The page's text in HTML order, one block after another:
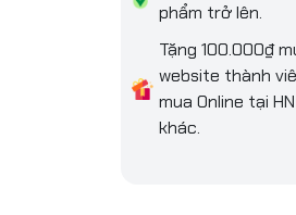
phẩm trở lên.
Tặng 100.000₫
website thành
mua Online tại
khác.
camera